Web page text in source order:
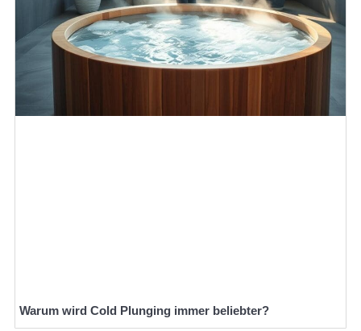
Warum wird Cold Plunging immer beliebter?